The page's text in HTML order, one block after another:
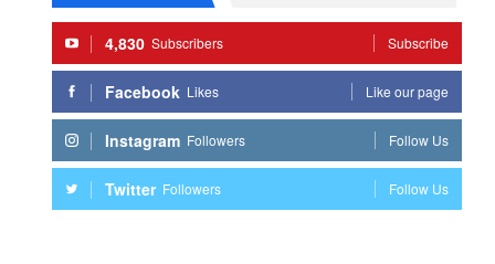
4,830 Subscribers Subscribe
Facebook Likes Like our page
Instagram Followers Follow Us
Twitter Followers Follow Us